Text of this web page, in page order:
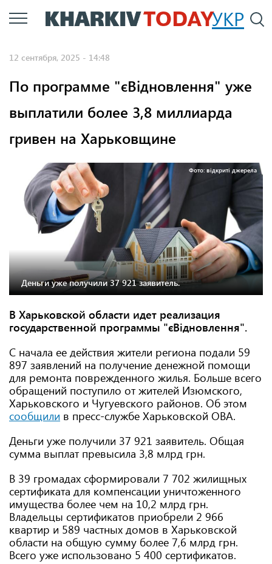
Перейти
к
УКР
12 сентября, 2025 - 14:48
По программе "єВідновлення" уже
выплатили более 3,8 миллиарда
гривен на Харьковщине
Фото: відкриті джерела
Деньги уже получили 37 921 заявитель.
В Харьковской области идет реализация
государственной программы "єВідновлення".
С начала ее действия жители региона подали 59
897 заявлений на получение денежной помощи
для ремонта поврежденного жилья. Больше всего
обращений поступило от жителей Изюмского,
Харьковского и Чугуевского районов. Об этом
сообщили в пресс-службе Харьковской ОВА.
Деньги уже получили 37 921 заявитель. Общая
сумма выплат превысила 3,8 млрд грн.
В 39 громадах сформировали 7 702 жилищных
сертификата для компенсации уничтоженного
имущества более чем на 10,2 млрд грн.
Владельцы сертификатов приобрели 2 966
квартир и 589 частных домов в Харьковской
области на общую сумму более 7,6 млрд грн.
Всего уже использовано 5 400 сертификатов.